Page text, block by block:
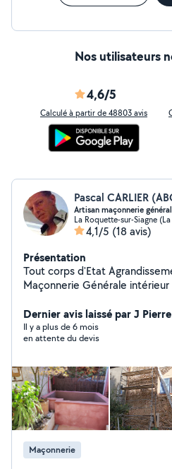
Nos utilisateurs
4,6/5
Calculé à partir de 48803 avis
Pascal CARLIER
Artisan maçonnerie
La Roquette-sur-Siagne
4,1/5 (18 avis)
Présentation
Tout corps d'Etat
Maçonnerie Générale intérieur et extérieur (plus de 30
Dernier avis laissé par J
Il y a plus de 6 mois
en attente du devis
Maçonnerie